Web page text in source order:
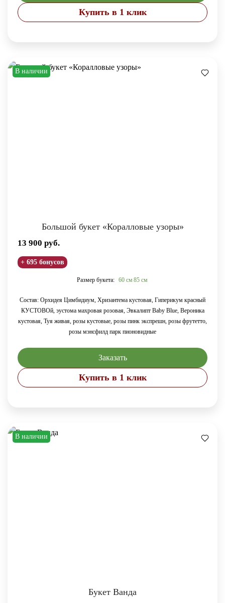
Купить в 1 клик
В наличии
Большой букет «Коралловые узоры»
13 900 руб.
+ 695 бонусов
Размер букета: 60 см 85 см
Состав: Орхидея Цимбидиум, Хризантема кустовая, Гиперикум красный
КУСТОВОй, эустома махровая розовая, Эвкалипт Baby Blue, Вероника
кустовая, Туя живая, розы кустовые, розы пинк экспрешн, розы фрутетто,
розы мэнсфилд парк пионовидные
Заказать
Купить в 1 клик
В наличии
Букет Ванда